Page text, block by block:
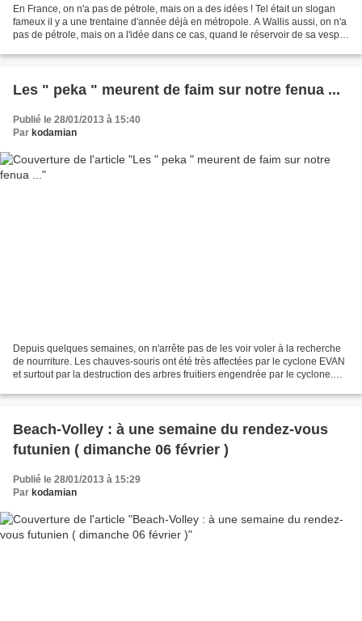
En France, on n'a pas de pétrole, mais on a des idées ! Tel était un slogan
fameux il y a une trentaine d'année déjà en métropole. A Wallis aussi, on n'a
pas de pétrole, mais on a l'idée dans ce cas, quand le réservoir de sa vespa
Les " peka " meurent de faim sur notre fenua ...
Publié le 28/01/2013 à 15:40
Par kodamian
Depuis quelques semaines, on n'arrête pas de les voir voler à la recherche
de nourriture. Les chauves-souris ont été très affectées par le cyclone EVAN
et surtout par la destruction des arbres fruitiers engendrée par le cyclone.
Beach-Volley : à une semaine du rendez-vous
futunien ( dimanche 06 février )
Publié le 28/01/2013 à 15:29
Par kodamian